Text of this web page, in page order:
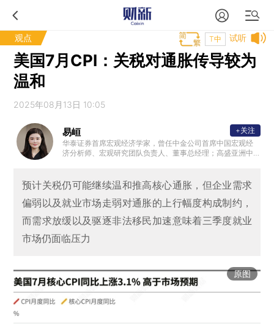
观点 试听
T中
美国7月CPI：关税对通胀传导较为
温和
2025年08月13日 10:05
易峘
华泰证券首席宏观经济学家，曾任中金公司首席中国宏观经
济分析师、宏观研究团队负责人、董事总经理；高盛亚洲中
+关注
预计关税仍可能继续温和推高核心通胀，但企业需求
偏弱以及就业市场走弱对通胀的上行幅度构成制约，
而需求放缓以及驱逐非法移民加速意味着三季度就业
市场仍面临压力
原图